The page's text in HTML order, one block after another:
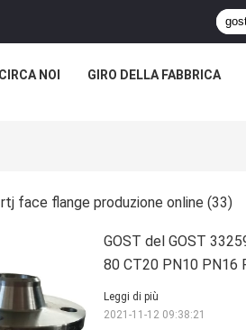
CIRCA NOI GIRO DELLA FABBRICA
face flange produzione online (33)
GOST del GOST
80 CT20 PN10 PN16
Leggi di più
2021-11-12 09:38:21